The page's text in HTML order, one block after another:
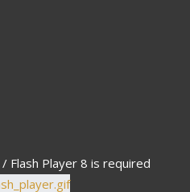
Flash Player 8 is required